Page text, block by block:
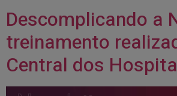
Descomplicando a
treinamento
Central dos